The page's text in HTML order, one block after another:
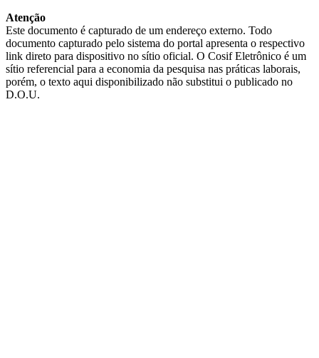
Atenção
Este documento é capturado de um endereço externo. Todo
documento capturado pelo sistema do portal apresenta o respectivo
link direto para dispositivo no sítio oficial. O Cosif Eletrônico é um
sítio referencial para a economia da pesquisa nas práticas laborais,
porém, o texto aqui disponibilizado não substitui o publicado no
D.O.U.